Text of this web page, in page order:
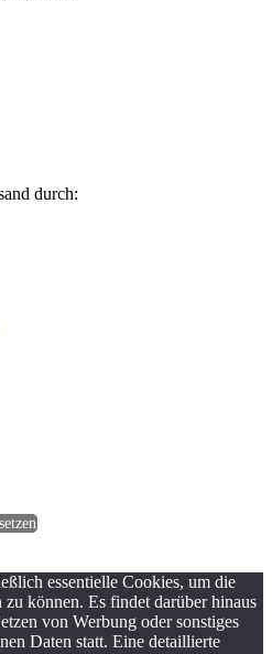
durch:
essentielle Cookies, um die
können. Es findet darüber hinaus
von Werbung oder sonstiges
Daten statt. Eine detaillierte